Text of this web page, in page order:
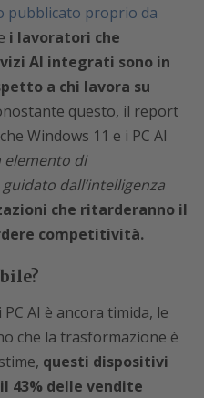
pubblicato proprio da
i lavoratori che
AI integrati sono in
a chi lavora su
questo, il report
Windows 11 e i PC AI
di
dall’intelligenza
che ritarderanno il
competitività.
AI è ancora timida, le
che la trasformazione è
questi dispositivi
43% delle vendite